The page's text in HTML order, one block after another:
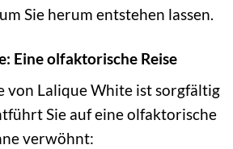
Sie herum entstehen lassen.
Eine olfaktorische Reise
von Lalique White ist sorgfältig
Sie auf eine olfaktorische
verwöhnt: